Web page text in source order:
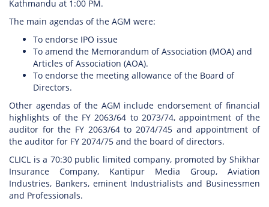
Kathmandu at 1:00 PM.
The main agendas of the AGM were:
To endorse IPO issue
To amend the Memorandum of Association (MOA) and
Articles of Association (AOA).
To endorse the meeting allowance of the Board of
Directors.
Other agendas of the AGM include endorsement of financial
highlights of the FY 2063/64 to 2073/74, appointment of the
auditor for the FY 2063/64 to 2074/745 and appointment of
the auditor for FY 2074/75 and the board of directors.
CLICL is a 70:30 public limited company, promoted by Shikhar
Insurance Company, Kantipur Media Group, Aviation
Industries, Bankers, eminent Industrialists and Businessmen
and Professionals.